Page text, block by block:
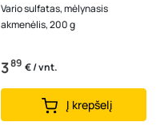
Vario sulfatas, mėlynasis
akmenėlis, 200 g
389 € / vnt.
Į krepšelį